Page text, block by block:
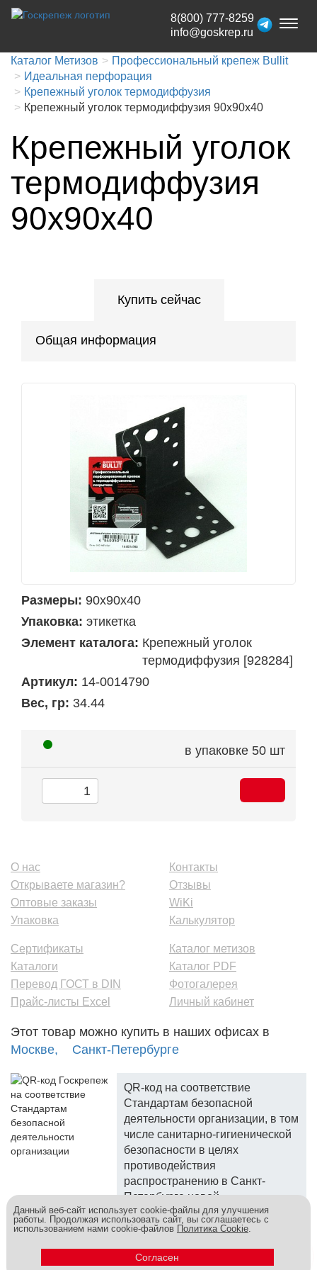
Toggle
8(800) 777-8259
info@goskrep.ru
Каталог Метизов
Профессиональный крепеж Bullit
Идеальная перфорация
Крепежный уголок термодиффузия
Крепежный уголок термодиффузия 90х90х40
Крепежный уголок
термодиффузия
90х90х40
Купить сейчас
Общая информация
Размеры: 90х90х40
Упаковка: этикетка
Элемент каталога: Крепежный уголок
термодиффузия [928284]
Артикул: 14-0014790
Вес, гр: 34.44
в упаковке 50 шт
О нас
Открываете магазин?
Оптовые заказы
Упаковка
Контакты
Отзывы
WiKi
Калькулятор
Сертификаты
Каталоги
Перевод ГОСТ в DIN
Прайс-листы Excel
Каталог метизов
Каталог PDF
Фотогалерея
Личный кабинет
Этот товар можно купить в наших офисах в
Москве,
Санкт-Петербурге
QR-код на соответствие
Стандартам безопасной
деятельности организации, в том
числе санитарно-гигиенической
безопасности в целях
противодействия
распространению в Санкт-
Петербурге новой
коронавирусной инфекции.
Метизы и крепеж оптом - это к нам! © 2026
Данный веб-сайт использует cookie-файлы для улучшения
работы. Продолжая использовать сайт, вы соглашаетесь с
использованием нами cookie-файлов Политика Cookie.
Согласен